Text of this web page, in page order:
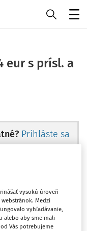
eur s prísl. a
Prihláste sa
len
vysokú úroveň
Medzi
vyhľadávanie,
alebo aby sme mali
Vás potrebujeme